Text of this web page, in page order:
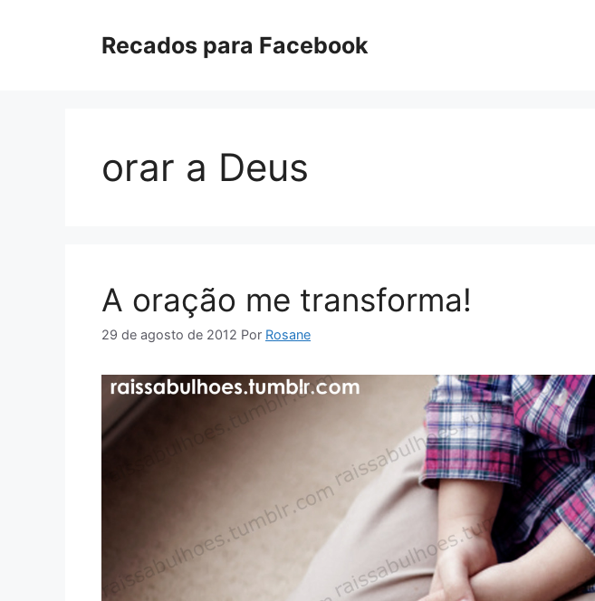
Recados para Facebook
orar a Deus
A oração me transforma!
29 de agosto de 2012 Por Rosane